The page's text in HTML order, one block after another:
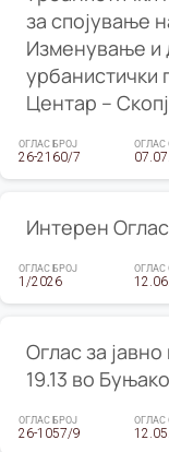
за спојување
Изменување и
урбанистички
Центар –
ОГЛАС БРОЈ
26-2160/7
ОГЛАС
Интерен
ОГЛАС БРОЈ
1/2026
ОГЛАС
Оглас за
19.13 во
ОГЛАС БРОЈ
26-1057/9
ОГЛАС